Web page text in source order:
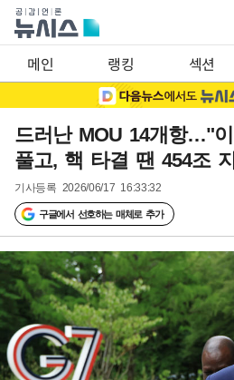
메인 랭킹 섹션
드러난 MOU 14개항…"
풀고, 핵 타결 땐 454조
기사등록 2026/06/17 16:33:32
구글에서 선호하는 매체로 추가